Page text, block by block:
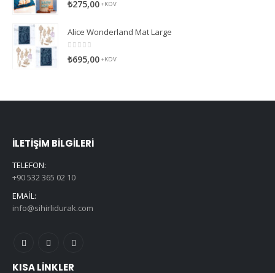
05 üzerinden
₺475,00
Sleeping Baby
05 üzerinden
₺ 275,00
İLETIŞIM BILGILERI
+90 532 365 02 10
info@sihirlidurak.com